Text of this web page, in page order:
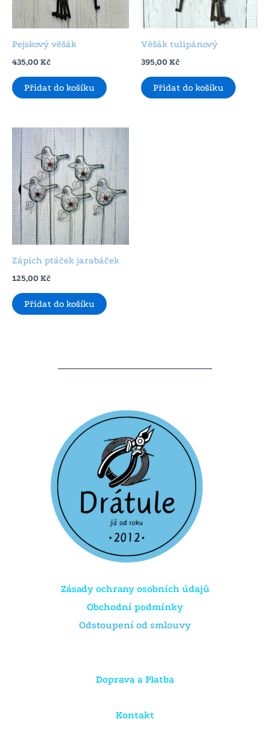
Pejskový věšák
435,00 Kč
Přidat do košíku
Věšák tulipánový
395,00 Kč
Přidat do košíku
Zápich ptáček jarabáček
125,00 Kč
Přidat do košíku
Zásady ochrany osobních údajů
Obchodní podmínky
Odstoupení od smlouvy
Doprava a Platba
Kontakt